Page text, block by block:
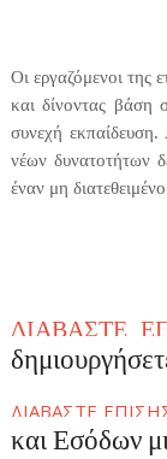
Οι εργαζόμενοι της
και δίνοντας βάση
συνεχή
νέων δυνατοτήτων
έναν μη
ΔΙΑΒΑΣΤΕ
ΔΙΑΒΑΣΤΕ
και Εσόδων